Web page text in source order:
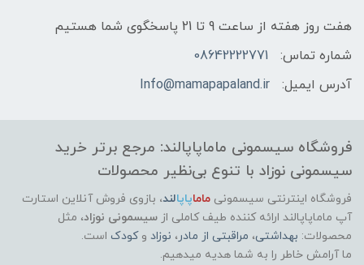
هفت روز هفته از ساعت 9 تا 21 پاسخگوی شما هستیم
شماره تماس:
08642222771
آدرس ایمیل:
Info@mamapapaland.ir
فروشگاه سیسمونی ماماپاپالند: مرجع برتر خرید
سیسمونی نوزاد با تنوع بی‌نظیر محصولات
فروشگاه اینترنتی سیسمونی ماماپاپالند، بازوی فروش آنلاین استارت
آپ ماماپاپالند ارائه کننده طیف کاملی از سیسمونی نوزاد، مثل
محصولات: بهداشتی، مراقبتی از مادر، نوزاد وکودک است.
ما آرامش خاطر را به شما هدیه میدهیم.